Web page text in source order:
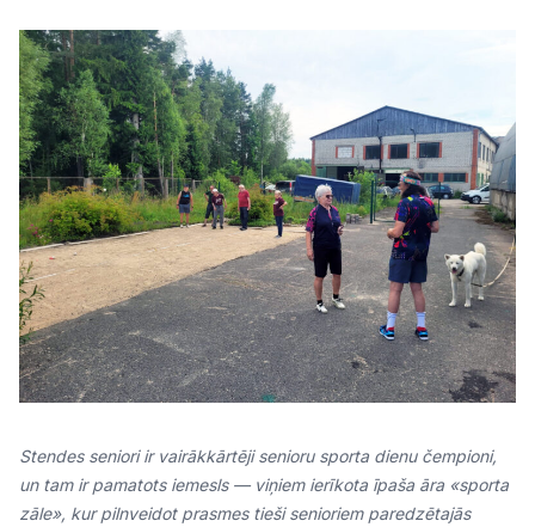
Stendes seniori ir vairākkārtēji senioru sporta dienu čempioni,
un tam ir pamatots iemesls — viņiem ierīkota īpaša āra «sporta
zāle», kur pilnveidot prasmes tieši senioriem paredzētajās